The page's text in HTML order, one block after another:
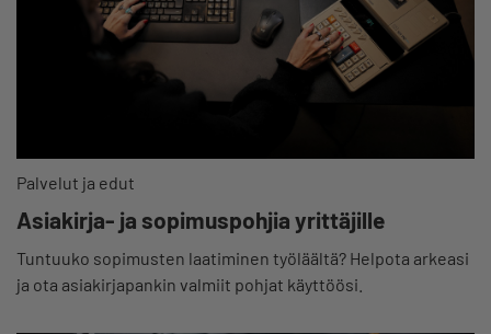
Palvelut ja edut
Asiakirja- ja sopimuspohjia yrittäjille
Tuntuuko sopimusten laatiminen työläältä? Helpota arkeasi
ja ota asiakirjapankin valmiit pohjat käyttöösi.